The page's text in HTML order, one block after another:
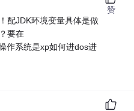
配JDK环境变量具体是做
要在
作系统是xp如何进dos进
赞